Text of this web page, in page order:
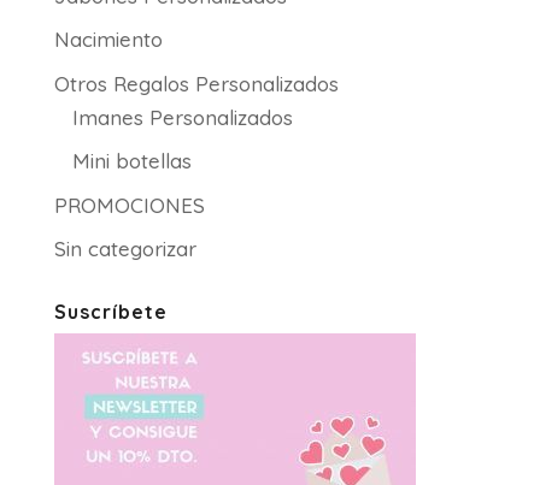
Nacimiento
Otros Regalos Personalizados
Imanes Personalizados
Mini botellas
PROMOCIONES
Sin categorizar
Suscríbete